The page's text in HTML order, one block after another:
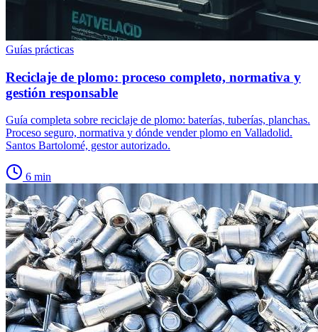
Guías prácticas
Reciclaje de plomo: proceso completo, normativa y
gestión responsable
Guía completa sobre reciclaje de plomo: baterías, tuberías, planchas.
Proceso seguro, normativa y dónde vender plomo en Valladolid.
Santos Bartolomé, gestor autorizado.
6 min